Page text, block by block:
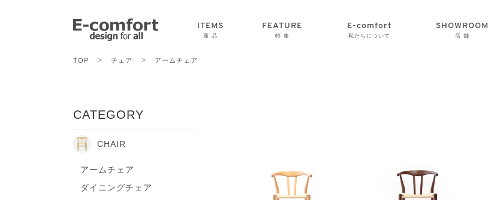
ITEMS
商 品
FEATURE
特 集
E-comfort
私たちについて
SHOWROOM
店 舗
TOP > チェア > アームチェア
CATEGORY
CHAIR
アームチェア
ダイニングチェア